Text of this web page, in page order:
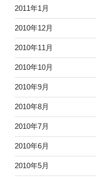
2011年1月
2010年12月
2010年11月
2010年10月
2010年9月
2010年8月
2010年7月
2010年6月
2010年5月